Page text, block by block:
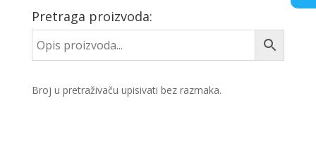
Pretraga proizvoda:
Broj u pretraživaču upisivati bez razmaka.